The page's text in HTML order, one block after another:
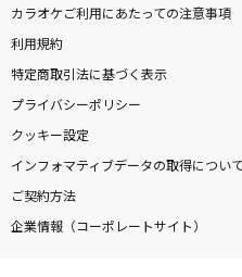
カラオケご利用にあたっての注意事項
利用規約
特定商取引法に基づく表示
プライバシーポリシー
クッキー設定
インフォマティブデータの取得について
ご契約方法
企業情報（コーポレートサイト）